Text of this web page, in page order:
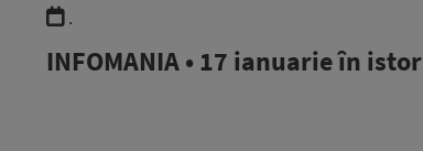
.
INFOMANIA • 17 ianuarie în